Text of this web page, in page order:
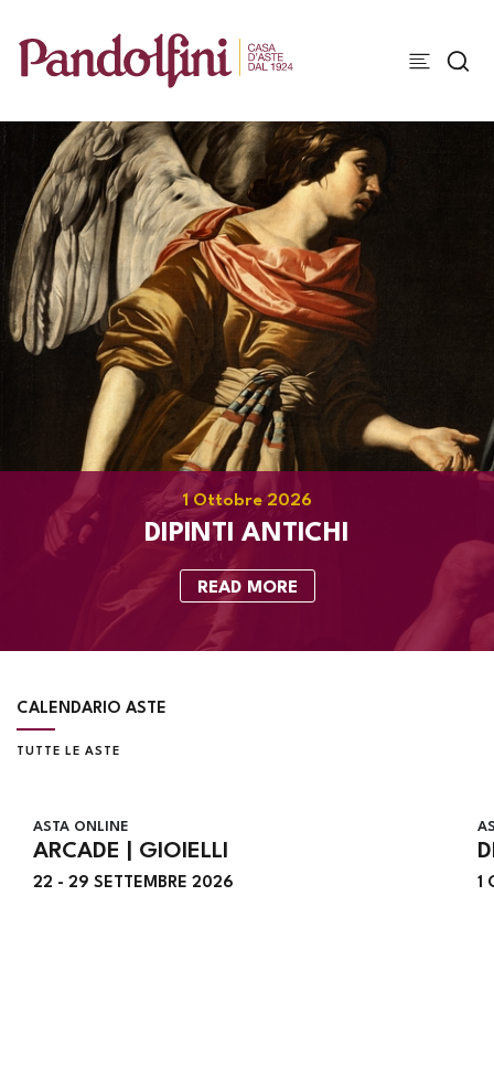
1 Ottobre 2026
OPERE DI ECCEZIONALE
STORICO-ARTISTICO
CALENDARIO ASTE
TUTTE LE ASTE
ASTA ONLINE
ARCADE | GIOIELLI
22 - 29 SETTEMBRE 2026 1